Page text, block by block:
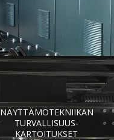
NÄYTTÄMÖTEKNIIKAN
TURVALLISUUS­
KARTOITUKSET